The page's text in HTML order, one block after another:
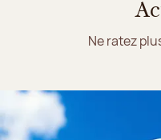
Ne ratez